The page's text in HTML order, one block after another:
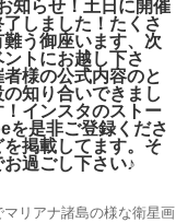
知らせ！土日に開催
しました！たくさ
う御座います、次
トにお越し下さ
様の公式内容のと
知り合いできまし
インスタのストー
を是非ご登録くださ
掲載してます。そ
過ごし下さい♪
リアナ諸島の様な衛星画